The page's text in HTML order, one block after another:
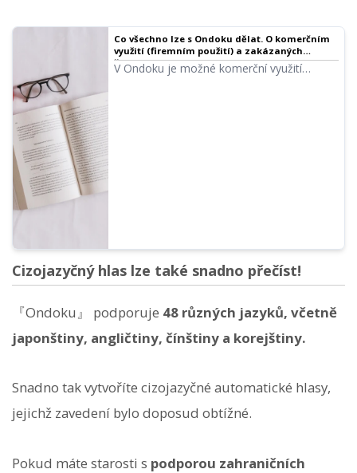
Co všechno lze s Ondoku dělat. O komerčním
využití (firemním použití) a zakázaných
činnostech.
V Ondoku je možné komerční využití
Cizojazyčný hlas lze také snadno přečíst!
『Ondoku』 podporuje 48 různých jazyků, včetně
japonštiny, angličtiny, čínštiny a korejštiny.
Snadno tak vytvoříte cizojazyčné automatické hlasy,
jejichž zavedení bylo doposud obtížné.
Pokud máte starosti s podporou zahraničních